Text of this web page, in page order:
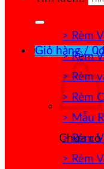
Giỏ hàng /0
Chưa có
> Rèm
> Rèm
> Rèm
> Rèm
> Mẫu
> Rèm
> Rèm